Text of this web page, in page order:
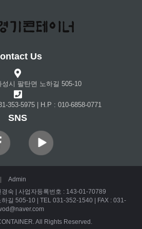
Us
시 팔탄면 노하길 505-10
353-5975 | H.P : 010-6858-0771
SNS
Admin
숙 | 사업자등록번호 : 143-01-70789
길 505-10 | TEL 031-352-1540 | FAX : 031-
All Rights Reserved.